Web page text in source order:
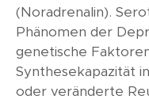
(Noradrenalin).
Phänomen der
genetische
Synthesekapazität
oder veränderte